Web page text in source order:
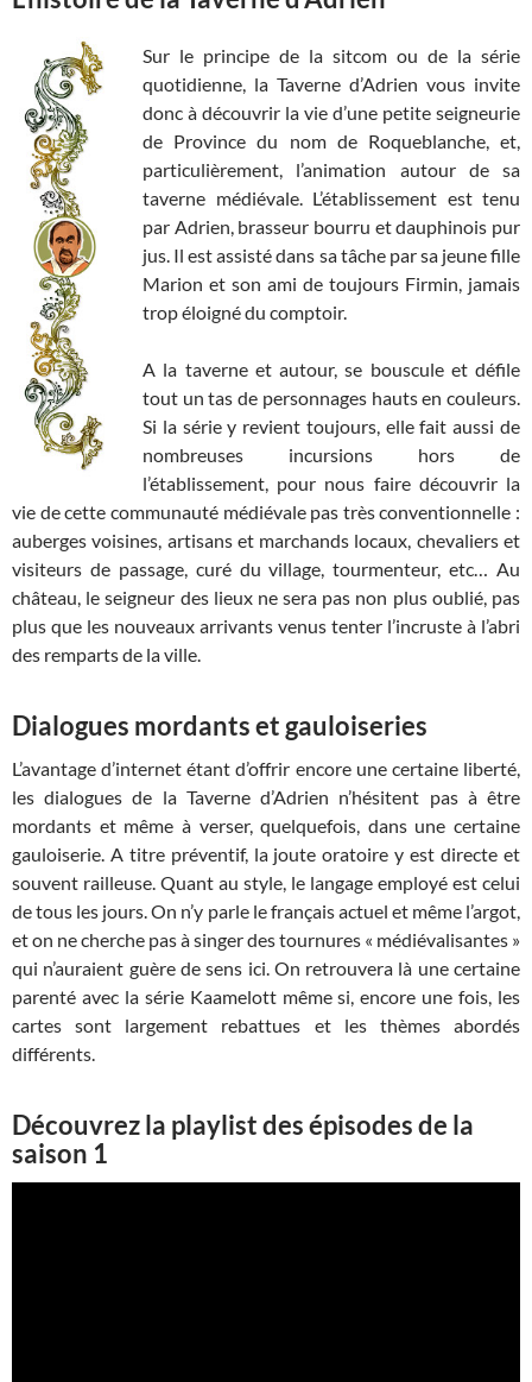
Sur le principe de la sitcom ou de la série
quotidienne, la Taverne d’Adrien vous invite
donc à découvrir la vie d’une petite seigneurie
de Province du nom de Roqueblanche, et,
particulièrement, l’animation autour de sa
taverne médiévale. L’établissement est tenu
par Adrien, brasseur bourru et dauphinois pur
jus. Il est assisté dans sa tâche par sa jeune fille
Marion et son ami de toujours Firmin, jamais
trop éloigné du comptoir.
A la taverne et autour, se bouscule et défile
tout un tas de personnages hauts en couleurs.
Si la série y revient toujours, elle fait aussi de
nombreuses incursions hors de
l’établissement, pour nous faire découvrir la
vie de cette communauté médiévale pas très conventionnelle :
auberges voisines, artisans et marchands locaux, chevaliers et
visiteurs de passage, curé du village, tourmenteur, etc… Au
château, le seigneur des lieux ne sera pas non plus oublié, pas
plus que les nouveaux arrivants venus tenter l’incruste à l’abri
des remparts de la ville.
Dialogues mordants et gauloiseries
L’avantage d’internet étant d’offrir encore une certaine liberté,
les dialogues de la Taverne d’Adrien n’hésitent pas à être
mordants et même à verser, quelquefois, dans une certaine
gauloiserie. A titre préventif, la joute oratoire y est directe et
souvent railleuse. Quant au style, le langage employé est celui
de tous les jours. On n’y parle le français actuel et même l’argot,
et on ne cherche pas à singer des tournures « médiévalisantes »
qui n’auraient guère de sens ici. On retrouvera là une certaine
parenté avec la série Kaamelott même si, encore une fois, les
cartes sont largement rebattues et les thèmes abordés
différents.
Découvrez la playlist des épisodes de la
saison 1